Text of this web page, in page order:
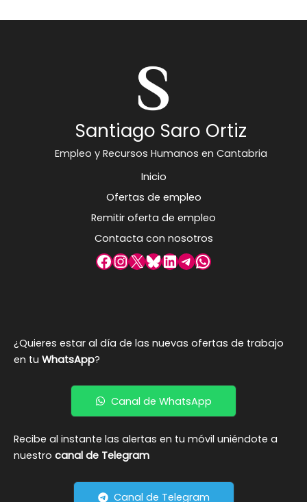
Santiago Saro Ortiz
Empleo y Recursos Humanos en Cantabria
Inicio
Ofertas de empleo
Remitir oferta de empleo
Contacta con nosotros
Facebook
Instagram
X Bluesky
LinkedIn
Telegram
WhatsApp
¿Quieres estar al día de las nuevas ofertas de trabajo
en tu WhatsApp?
Canal de WhatsApp
Recibe al instante las alertas en tu móvil uniéndote a
nuestro canal de Telegram
Canal de Telegram